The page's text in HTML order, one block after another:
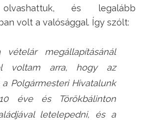
olvashattuk, és legalább
volt a valósággal. Így szólt:
vételár megállapításánál
voltam arra, hogy az
Polgármesteri Hivatalunk
éve és Törökbálinton
letelepedni, és a